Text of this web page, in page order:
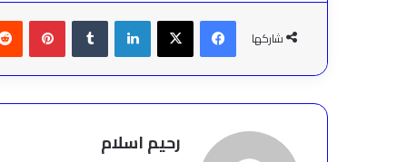
شاركها
فيسبوك‫X لينكدإن
رحيم اسلام